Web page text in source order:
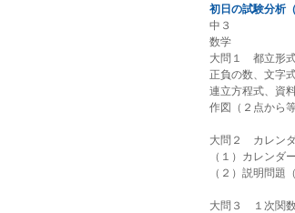
初日の試験分析
中３
数学
大問１　都立形
正負の数、文字
連立方程式、資
作図（２点から
大問２　カレン
（１）カレンダ
（２）説明問題
大問３　１次関